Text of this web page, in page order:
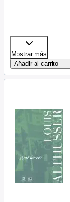
Mostrar más
Añadir al carrito